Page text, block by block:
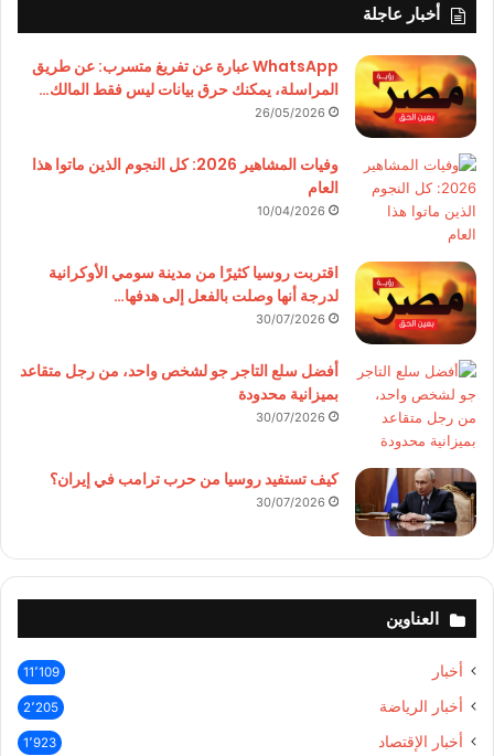
أخبار عاجلة
WhatsApp عبارة عن تفريغ متسرب: عن طريق
المراسلة، يمكنك حرق بيانات ليس فقط المالك…
26/05/2026
وفيات المشاهير 2026: كل النجوم الذين ماتوا هذا
العام
10/04/2026
اقتربت روسيا كثيرًا من مدينة سومي الأوكرانية
لدرجة أنها وصلت بالفعل إلى هدفها…
30/07/2026
أفضل سلع التاجر جو لشخص واحد، من رجل متقاعد
بميزانية محدودة
30/07/2026
كيف تستفيد روسيا من حرب ترامب في إيران؟
30/07/2026
العناوين
أخبار 11٬109
أخبار الرياضة 2٬205
أخبار الإقتصاد 1٬923